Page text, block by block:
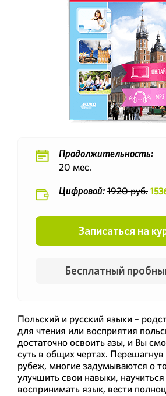
Продолжительность:
20 мес.
Цифровой: 1920 руб.
Записаться на
Бесплатный
Польский и русский языки –
для чтения или восприятия
достаточно освоить азы, и Вы
суть в общих чертах.
рубеж, многие задумываются о
улучшить свои навыки,
воспринимать язык, вести